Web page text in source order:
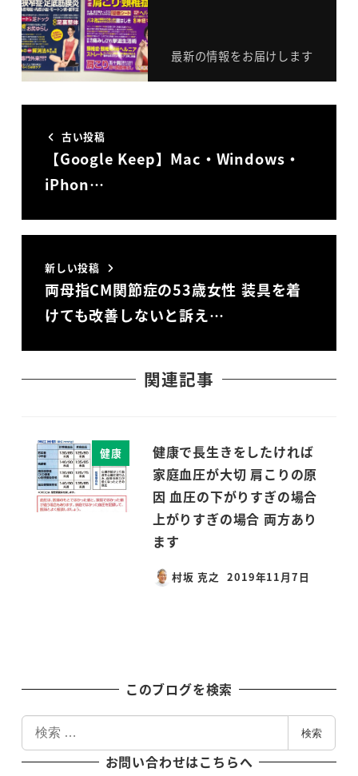
最新の情報をお届けします
古い投稿
【Google Keep】Mac・Windows・
iPhon…
新しい投稿
両母指CM関節症の53歳女性 装具を着
けても改善しないと訴え…
関連記事
健康
健康で長生きをしたければ
家庭血圧が大切 肩こりの原
因 血圧の下がりすぎの場合
上がりすぎの場合 両方あり
ます
村坂 克之
投稿日
2019年11月7日
このブログを検索
索
検索
お問い合わせはこちらへ